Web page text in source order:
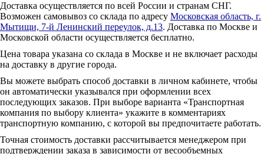
Доставка осуществляется по всей России и странам СНГ.
Возможен самовывоз со склада по адресу Московская область, г.
Мытищи, 7-й Ленинский переулок, д.13. Доставка по Москве и
Московской области осуществляется бесплатно.
Цена товара указана со склада в Москве и не включает расходы
на доставку в другие города.
Вы можете выбрать способ доставки в личном кабинете, чтобы
он автоматически указывался при оформлении всех
последующих заказов. При выборе варианта «Транспортная
компания по выбору клиента» укажите в комментариях
транспортную компанию, с которой вы предпочитаете работать.
Точная стоимость доставки рассчитывается менеджером при
подтверждении заказа в зависимости от весообъемных